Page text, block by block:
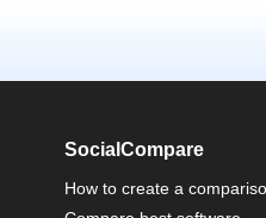
SocialCompare
How to create a